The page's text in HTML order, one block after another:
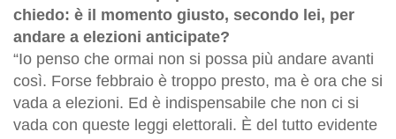
chiedo: è il momento giusto, secondo lei, per
andare a elezioni anticipate?
“Io penso che ormai non si possa più andare avanti
così. Forse febbraio è troppo presto, ma è ora che si
vada a elezioni. Ed è indispensabile che non ci si
vada con queste leggi elettorali. È del tutto evidente